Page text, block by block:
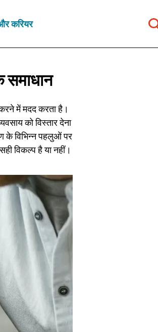
करियर
समाधान
में मदद करता है।
को विस्तार देना
के विभिन्न पहलुओं पर
विकल्प है या नहीं।